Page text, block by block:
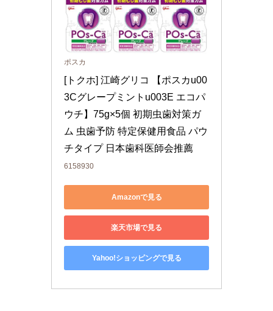
ポスカ
[トクホ] 江崎グリコ 【ポスカu00
3Cグレープミントu003E エコパ
ウチ】75g×5個 初期虫歯対策ガ
ム 虫歯予防 特定保健用食品 パウ
チタイプ 日本歯科医師会推薦
6158930
Amazonで見る
楽天市場で見る
Yahoo!ショッピングで見る